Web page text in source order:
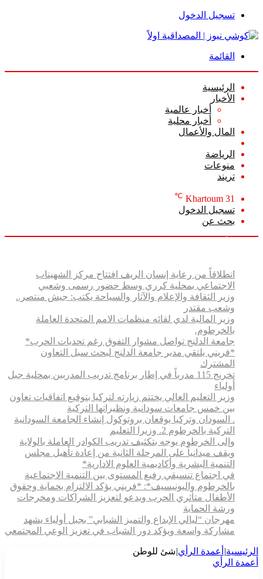
تسجيل الدخول
القائمة
الرئيسية
الأخبار
أخبار عالمية
أخبار محلية
المال والأعمال
الرياضة
منوعات
تريند
Khartoum 31
℃
تسجيل الدخول
بحث عن
انطلاقاً من رعاية إنسان الريف افتتاح مركز الشهيناب
الاجتماعي بمحلية كرري وسط حضور رسمى وشعبي
وزير الثقافة والإعلام والآثار والسياحة يكتب: جيش منتصر..
وشعب مقتدر
وزير المالية لدي لقائه منظمات الامم المتحدة العاملة
بالخرطوم.
جامعة الدلنج تواصل مشوار التفوق رغم تحديات الحرب*
*فريني يلتقي مدير جامعة الدلنج لبحث سبل التعاون
المشترك
تخريج 115 مدرباً في إطار برنامج تدريب المدربين بمحلية جبل
أولياء
وزير التعليم العالي يختتم زيارته لتركيا بتوقيع اتفاقيات تعاون
بين خمس جامعات سودانية ونظيراتها التركية
. السودان وتركيا يوقعان بروتوكول إنشاء الجامعة السودانية
التركية بالخرطوم 2. وزيرا التعليم
وإلى الخرطوم يوجه بتكثيف تدريب الكوادر العاملة بالولاية
ويقف ميدانياً على المرحلة الثانية من إعادة تأهيل مجلس
التنمية البشرية وأكاديمية العلوم الادارية*
في اجتماع تنسيقي رفيع المستوى بين التنمية الاجتماعية
بالخرطوم واليونيسيف*: *​فريني يؤكد الالتزام بحماية وحقوق
الأطفال متأثري الحرب ويدعو لتعزيز الشراكات ومخرجات
ورشة الحماية
مهرجان “ليالي الإبداع والتميز الشبابي” بجبل أولياء يشهد
مشاركة واسعة ويؤكد دور الشباب في تعزيز الوعي المجتمعي
الرئيسية| أعمدة الرأي|شئ للوطن
أعمدة الرأي